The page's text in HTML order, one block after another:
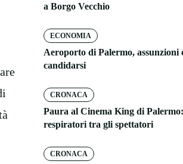
a Borgo Vecchio
ECONOMIA
Aeroporto di Palermo, assunzioni
candidarsi
CRONACA
Paura al Cinema King di
respiratori tra gli spettatori
CRONACA